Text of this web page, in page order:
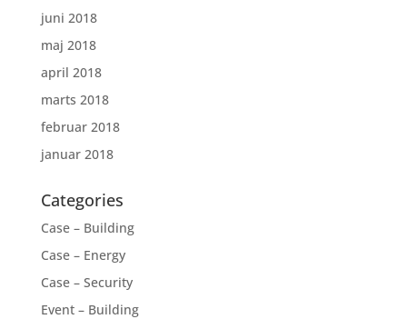
juni 2018
maj 2018
april 2018
marts 2018
februar 2018
januar 2018
Categories
Case – Building
Case – Energy
Case – Security
Event – Building